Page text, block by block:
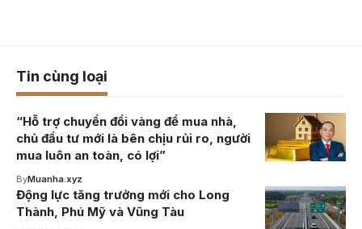
Tin cùng loại
“Hỗ trợ chuyển đổi vàng để mua nhà,
chủ đầu tư mới là bên chịu rủi ro, người
mua luôn an toàn, có lợi”
ByMuanha.xyz
Động lực tăng trưởng mới cho Long
Thành, Phú Mỹ và Vũng Tàu